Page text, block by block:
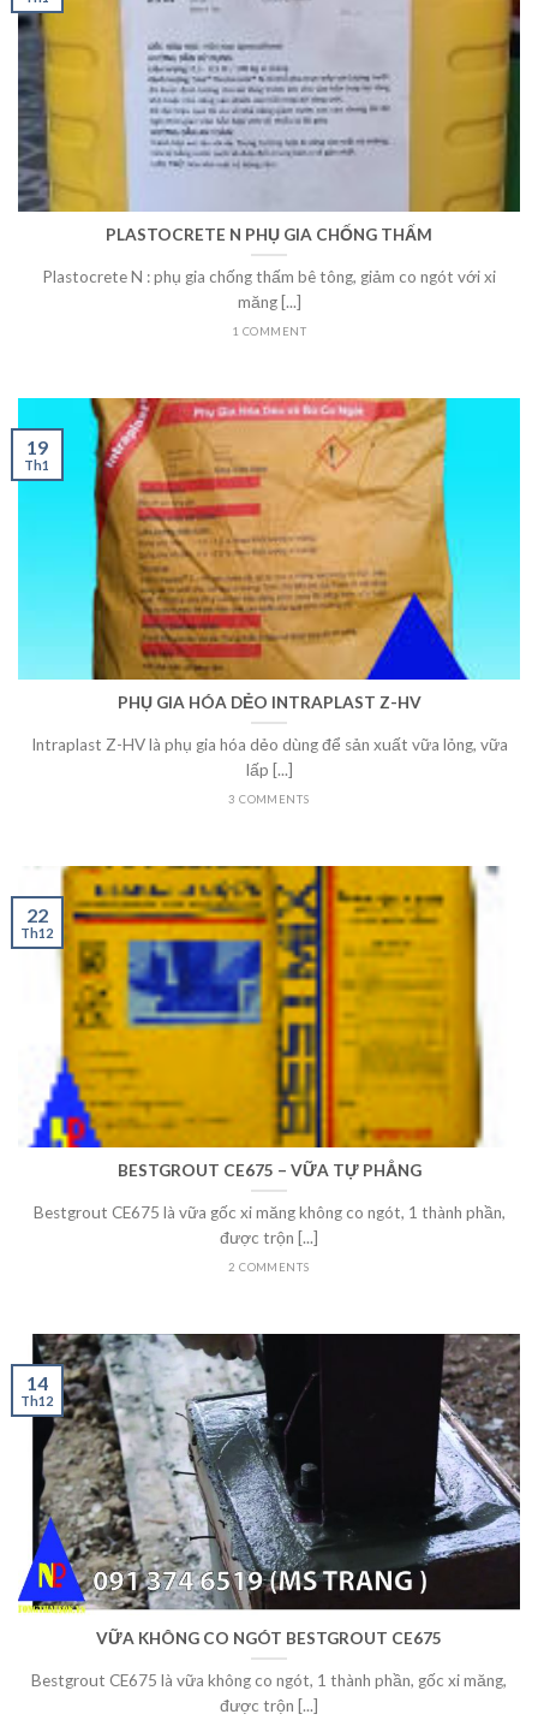
PLASTOCRETE N PHỤ GIA CHỐNG THẤM
Plastocrete N : phụ gia chống thấm bê tông, giảm co ngót với xi
măng [...]
1 COMMENT
PHỤ GIA HÓA DẺO INTRAPLAST Z-HV
Intraplast Z-HV là phụ gia hóa dẻo dùng để sản xuất vữa lỏng, vữa
lấp [...]
3 COMMENTS
19
Th1
BESTGROUT CE675 – VỮA TỰ PHẲNG
Bestgrout CE675 là vữa gốc xi măng không co ngót, 1 thành phần,
được trộn [...]
2 COMMENTS
22
Th12
VỮA KHÔNG CO NGÓT BESTGROUT CE675
Bestgrout CE675 là vữa không co ngót, 1 thành phần, gốc xi măng,
được trộn [...]
14
Th12